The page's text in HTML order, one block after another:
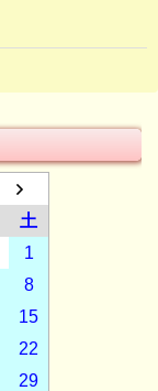
土
1
8
15
22
29